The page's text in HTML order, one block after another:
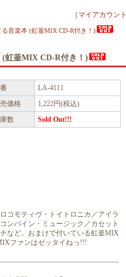
［ マイアカウント
音楽本 (虹釜MIX CD-R付き！)
(虹釜MIX CD-R付き！)
LA-4111
価格
1,222円(税込)
数
Sold Out!!!
コモティヴ・トイトロニカ／アイラ
ンバイン・ミュージック／カセット
ど。おまけで付いている虹釜MIX
ファンはゼッタイねっ!!!